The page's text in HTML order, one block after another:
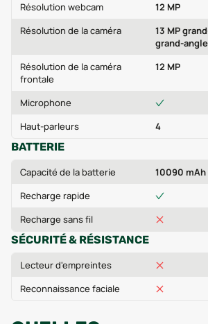
Résolution webcam
12 MP
Résolution de la caméra
13 MP
grand-angle
Résolution de la caméra
frontale
12 MP
Microphone
Haut-parleurs
4
BATTERIE
Capacité de la batterie
10090 mAh
Recharge rapide
Recharge sans fil
SÉCURITÉ & RÉSISTANCE
Lecteur d'empreintes
Reconnaissance faciale